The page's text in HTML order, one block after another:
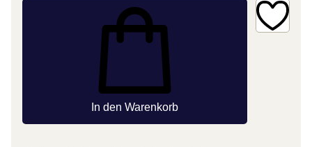
In den Warenkorb